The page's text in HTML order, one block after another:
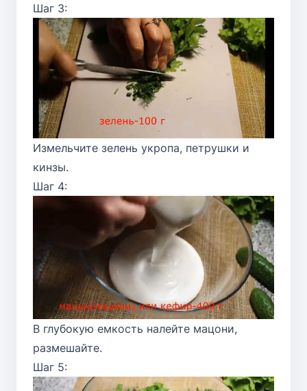
Шаг 3:
Измельчите зелень укропа, петрушки и
кинзы.
Шаг 4:
В глубокую емкость налейте мацони,
размешайте.
Шаг 5: